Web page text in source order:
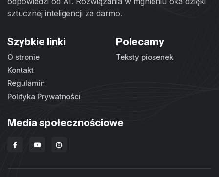
sztucznej inteligencji za darmo.
Szybkie linki
O stronie
Kontakt
Regulamin
Polityka Prywatności
Polecamy
Teksty piosenek
Media społecznościowe